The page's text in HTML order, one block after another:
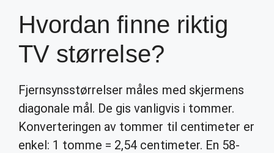
Hvordan finne riktig
TV størrelse?
Fjernsynsstørrelser måles med skjermens
diagonale mål. De gis vanligvis i tommer.
Konverteringen av tommer til centimeter er
enkel: 1 tomme = 2,54 centimeter. En 58-